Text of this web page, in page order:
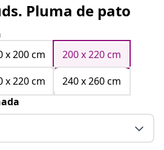
Pluma de pato
x 200 cm
200 x 220 cm
x 220 cm
240 x 260 cm